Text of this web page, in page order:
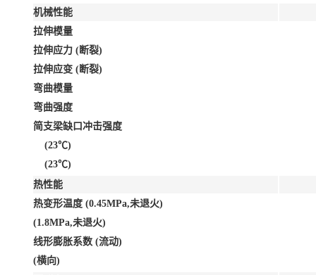
机械性能
拉伸模量
拉伸应力 (断裂)
拉伸应变 (断裂)
弯曲模量
弯曲强度
简支梁缺口冲击强度
(23℃)
(23℃)
热性能
热变形温度 (0.45MPa,未退火)
(1.8MPa,未退火)
线形膨胀系数 (流动)
(横向)